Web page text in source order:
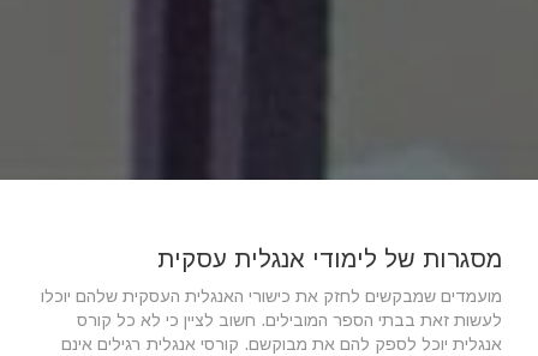
מסגרות של לימודי אנגלית עסקית
מועמדים שמבקשים לחזק את כישורי האנגלית העסקית שלהם יוכלו
לעשות זאת בבתי הספר המובילים. חשוב לציין כי לא כל קורס
אנגלית יוכל לספק להם את מבוקשם. קורסי אנגלית רגילים אינם